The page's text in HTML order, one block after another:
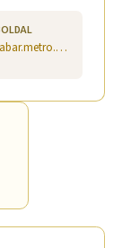
annabar.metro.bar/?lang=hu hu-hu.facebook.com/annabaretteremespanzio